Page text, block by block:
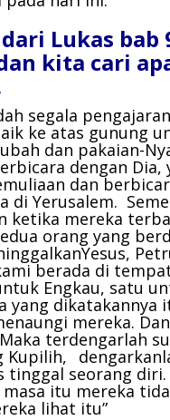
Lukas bab
kita cari
segala
ke atas gunung
dan pakaian-
dengan Dia,
dan
di Yerusalem.
ketika mereka
orang yang
berada di
Engkau, satu
yang dikatakannya
mereka.
terdengarlah
Kupilih,
tinggal seorang
itu mereka
lihat itu”